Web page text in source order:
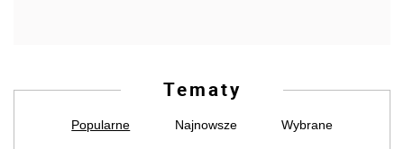
Tematy
Popularne Najnowsze Wybrane